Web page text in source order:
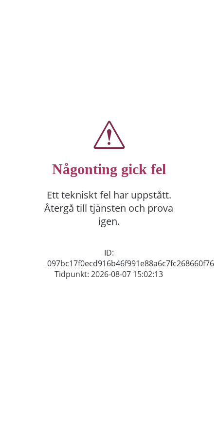
Någonting gick fel
Ett tekniskt fel har uppstått.
Återgå till tjänsten och prova
igen.
ID:
_097bc17f0ecd916b46f991e88a6c7fc268660f76
Tidpunkt: 2026-08-07 15:02:13